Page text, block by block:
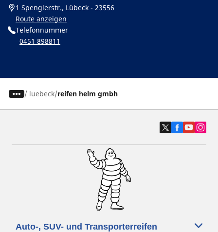
1 Spenglerstr., Lübeck - 23556
Route anzeigen
Telefonnummer
0451 898811
/ luebeck reifen helm gmbh
Auto-, SUV- und Transporterreifen